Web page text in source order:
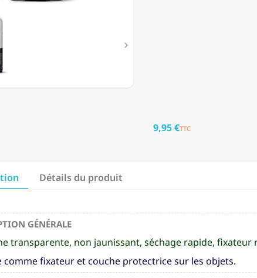

9,95 €TTC
Détails du produit
GÉNÉRALE
transparente, non jaunissant, séchage rapide, fixateur
comme fixateur et couche protectrice sur les objets.